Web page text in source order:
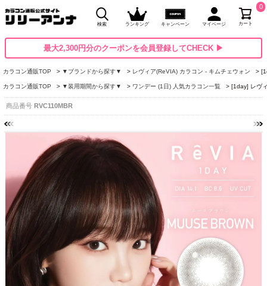
検索 ランキング キャンペーン マイページ カート
0
最大2,300円分のクーポンを会員登録してCHECK ▶
カラコン通販TOP ▼ブランドから探す▼ レヴィア(ReVIA) カラコン - キムチェウォン
カラコン通販TOP ▼装用期間から探す▼ ワンデー (1日) 人気カラコン一覧 [1day] レヴ
商品番号 RVC110MBR